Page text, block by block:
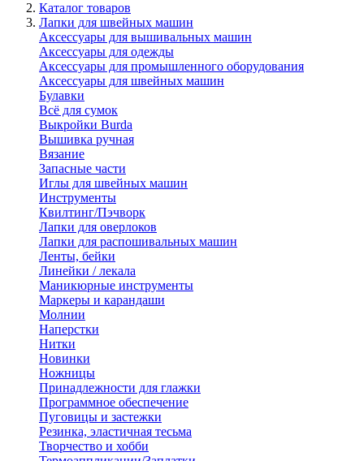
Каталог товаров
Лапки для швейных машин
Аксессуары для вышивальных машин
Аксессуары для одежды
Аксессуары для промышленного оборудования
Аксессуары для швейных машин
Булавки
Всё для сумок
Выкройки Burda
Вышивка ручная
Вязание
Запасные части
Иглы для швейных машин
Инструменты
Квилтинг/Пэчворк
Лапки для оверлоков
Лапки для распошивальных машин
Ленты, бейки
Линейки / лекала
Маникюрные инструменты
Маркеры и карандаши
Молнии
Наперстки
Нитки
Новинки
Ножницы
Принадлежности для глажки
Программное обеспечение
Пуговицы и застежки
Резинка, эластичная тесьма
Творчество и хобби